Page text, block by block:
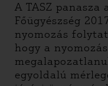
A TASZ panasza
Főügyészség
nyomozás
hogy a
egyoldalú